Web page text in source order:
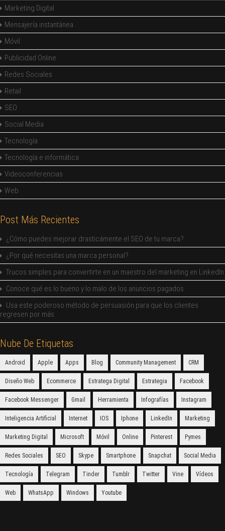
Marketing Digital
Mensajería instantánea
Móvil
Publicidad Online
Redes Sociales
Retail
SEO
Social Media
Tecnología
Tecnología e informática
Videoconferencias
Web
Post Más Recientes
¿Cómo puedes mejorar drasticámente el SEO de tu marca?
¿Por qué necesitas una marca personal?
Trucos simples para convertirte en un maestro del marketing en LinkedIn
Conoce qué es lo bueno y lo malo de los anuncios pagados
Usa este poderoso método de persuasión para que los clientes
regresen por más
Nube De Etiquetas
Android Apple Apps Blog Community Management CRM
Diseño Web Ecommerce Estratega Digital Estrategia Facebook
Facebook Messenger Gmail Herramienta Infografías Instagram
Inteligencia Artificial Internet IOS Iphone LinkedIn Marketing
Marketing Digital Microsoft Móvil Online Pinterest Pymes
Redes Sociales SEO Skype Smartphone Snapchat Social Media
Tecnología Telegram Tinder Tumblr Twitter Vine Vídeos
Web WhatsApp Windows Youtube